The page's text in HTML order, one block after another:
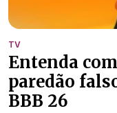
TV
Entenda
paredão
BBB 26